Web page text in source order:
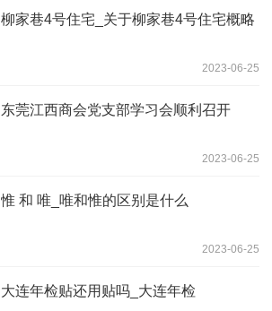
柳家巷4号住宅_关于柳家巷4号住宅概略
2023-06-25
东莞江西商会党支部学习会顺利召开
2023-06-25
惟 和 唯_唯和惟的区别是什么
2023-06-25
大连年检贴还用贴吗_大连年检